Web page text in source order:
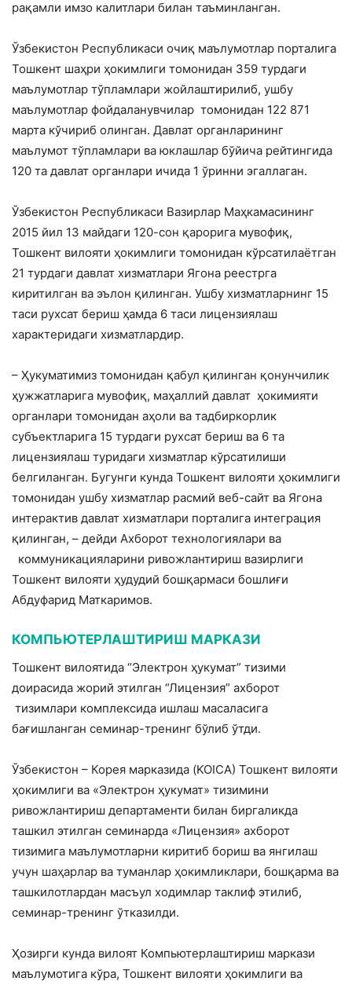
рақамли имзо калитлари билан таъминланган.
Ўзбекистон Республикаси очиқ маълумотлар порталига
Тошкент шаҳри ҳокимлиги томонидан 359 турдаги
маълумотлар тўпламлари жойлаштирилиб, ушбу
маълумотлар фойдаланувчилар томонидан 122 871
марта кўчириб олинган. Давлат органларининг
маълумот тўпламлари ва юклашлар бўйича рейтингида
120 та давлат органлари ичида 1 ўринни эгаллаган.
Ўзбекистон Республикаси Вазирлар Маҳкамасининг
2015 йил 13 майдаги 120-сон қарорига мувофиқ,
Тошкент вилояти ҳокимлиги томонидан кўрсатилаётган
21 турдаги давлат хизматлари Ягона реестрга
киритилган ва эълон қилинган. Ушбу хизматларнинг 15
таси рухсат бериш ҳамда 6 таси лицензиялаш
характеридаги хизматлардир.
– Ҳукуматимиз томонидан қабул қилинган қонунчилик
ҳужжатларига мувофиқ, маҳаллий давлат ҳокимияти
органлари томонидан аҳоли ва тадбиркорлик
субъектларига 15 турдаги рухсат бериш ва 6 та
лицензиялаш туридаги хизматлар кўрсатилиши
белгиланган. Бугунги кунда Тошкент вилояти ҳокимлиги
томонидан ушбу хизматлар расмий веб-сайт ва Ягона
интерактив давлат хизматлари порталига интеграция
қилинган, – дейди Ахборот технологиялари ва
коммуникацияларини ривожлантириш вазирлиги
Тошкент вилояти ҳудудий бошқармаси бошлиғи
Абдуфарид Маткаримов.
КОМПЬЮТЕРЛАШТИРИШ МАРКАЗИ
Тошкент вилоятида “Электрон ҳукумат” тизими
доирасида жорий этилган “Лицензия” ахборот
тизимлари комплексида ишлаш масаласига
бағишланган семинар-тренинг бўлиб ўтди.
Ўзбекистон – Корея марказида (KOICA) Тошкент вилояти
ҳокимлиги ва «Электрон ҳукумат» тизимини
ривожлантириш департаменти билан биргаликда
ташкил этилган семинарда «Лицензия» ахборот
тизимига маълумотларни киритиб бориш ва янгилаш
учун шаҳарлар ва туманлар ҳокимликлари, бошқарма ва
ташкилотлардан масъул ходимлар таклиф этилиб,
семинар-тренинг ўтказилди.
Ҳозирги кунда вилоят Компьютерлаштириш маркази
маълумотига кўра, Тошкент вилояти ҳокимлиги ва